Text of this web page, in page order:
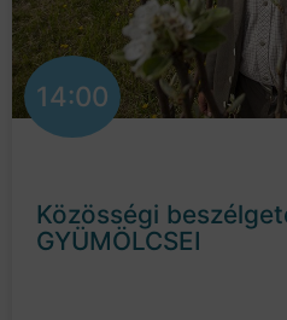
14:00
Közösségi
GYÜMÖLCSEI